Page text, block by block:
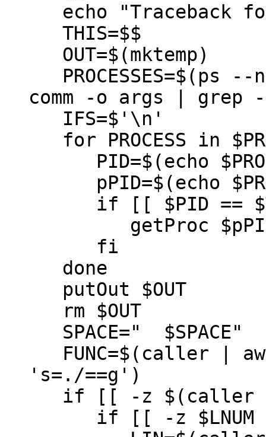
echo "Traceback
THIS=$$
OUT=$(mktemp)
PROCESSES=$(ps
comm -o args |
IFS=$'\n'
for PROCESS in
PID=$(echo
pPID=$(echo
if [[ $PID ==
getProc $pPID
fi
done
putOut $OUT
rm $OUT
SPACE=" $SPACE"
FUNC=$(caller |
's=./==g')
if [[ -z $(caller
if [[ -z $LNUM